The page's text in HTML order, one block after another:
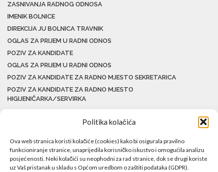
Politika kolačića
Ova web stranica koristi kolačiće (cookies) kako bi osigurala pravilno
funkcioniranje stranice, unaprijedila korisničko iskustvo i omogućila analizu
posjećenosti. Neki kolačići su neophodni za rad stranice, dok se drugi koriste
uz Vaš pristanak u skladu s Općom uredbom o zaštiti podataka (GDPR).
ZASNIVANJA RADNOG ODNOSA
IMENIK BOLNICE
DIREKCIJA JU BOLNICA TRAVNIK
OGLAS ZA PRIJEM U RADNI ODNOS
POZIV ZA KANDIDATE
OGLAS ZA PRIJEM U RADNI ODNOS
POZIV ZA KANDIDATE ZA RADNO MJESTO SEKRETARICA
POZIV ZA KANDIDATE ZA RADNO MJESTO
HIGIJENIČARKA/SERVIRKA